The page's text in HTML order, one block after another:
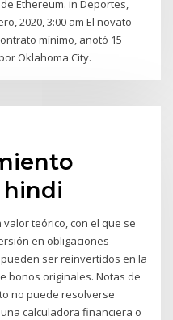
Ethereum. in Deportes,
2020, 3:00 am El novato
mínimo, anotó 15
Oklahoma City.
teórico, con el que se
en obligaciones
ser reinvertidos en la
bonos originales. Notas de
no puede resolverse
calculadora financiera o